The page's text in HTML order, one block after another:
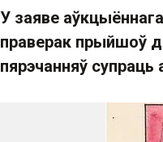
У заяве
праверак прыйшоў
пярэчанняў